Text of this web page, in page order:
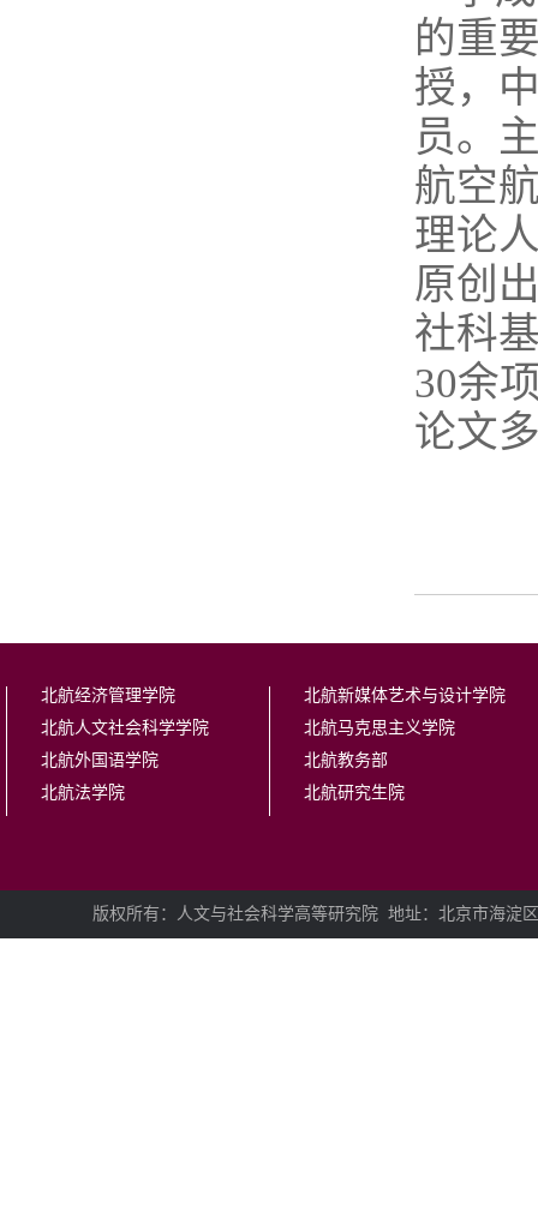
的重
授，
员。
航空
理论
原创
社科
30余
论文
北航经济管理学院
北航人文社会科学学院
北航外国语学院
北航法学院
北航新媒体艺术与设计学院
北航马克思主义学院
北航教务部
北航研究生院
版权所有：人文与社会科学高等研究院 地址：北京市海淀